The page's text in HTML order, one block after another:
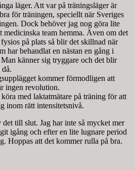
läger. Att var på träningsläger är
för träningen, speciellt när Sveriges
Dock behöver jag nog göra lite
medicinska team hemma. Även om det
på plats så blir det skillnad när
har behandlat en nästan en gång i
känner sig tryggare och det blir
kommer förmodligen att
ingen revolution.
med laktatmätare på träning för att
inom rätt intensitetsnivå.
till slut. Jag har inte så mycket mer
igång och efter en lite lugnare period
Hoppas att det kommer rulla på bra.